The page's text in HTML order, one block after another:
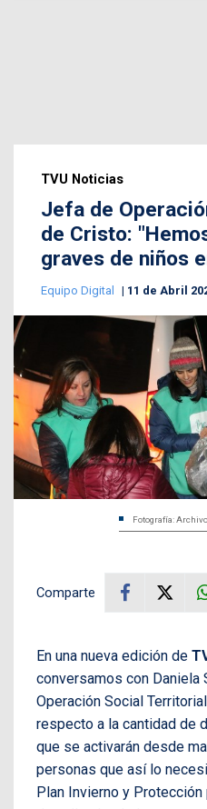
TVU Noticias
Jefa de
de Cristo:
graves de niños
Equipo Digital 11 de Abril
Fotografía:
Comparte
En una nueva edición de
conversamos con Daniela
Operación Social
respecto a la cantidad de
que se activarán desde
personas que así lo
Plan Invierno y